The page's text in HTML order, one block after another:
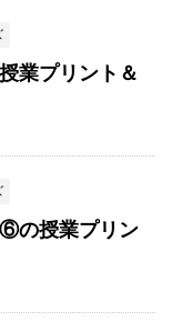
業プリント＆
の授業プリン